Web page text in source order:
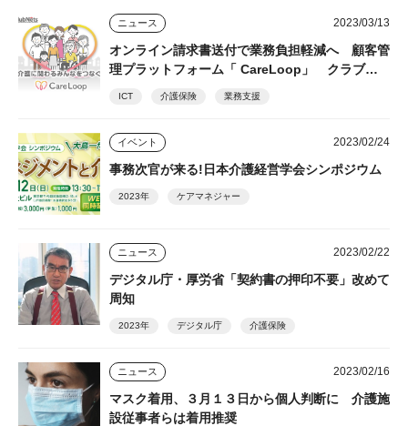
ニュース 2023/03/13
オンライン請求書送付で業務負担軽減へ 顧客管
理プラットフォーム「 CareLoop」 クラブネ
ICT 介護保険 業務支援
イベント 2023/02/24
事務次官が来る!日本介護経営学会シンポジウム
2023年 ケアマネジャー
ニュース 2023/02/22
デジタル庁・厚労省「契約書の押印不要」改めて
周知
2023年 デジタル庁 介護保険
ニュース 2023/02/16
マスク着用、３月１３日から個人判断に 介護施
設従事者らは着用推奨